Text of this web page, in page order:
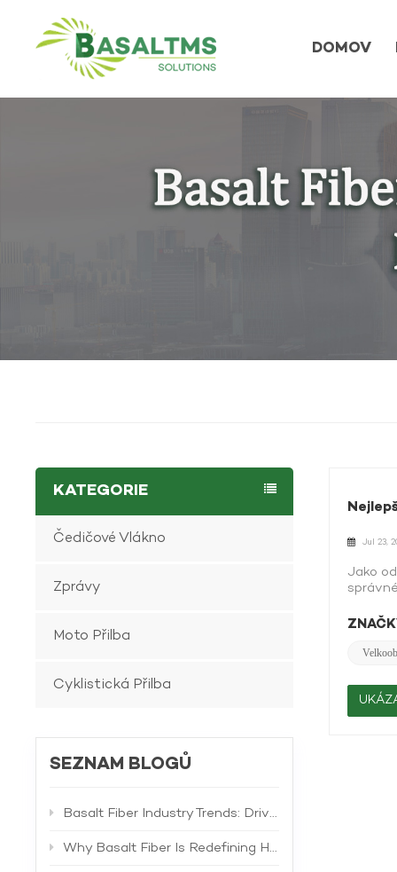
DOMOV
Jul 23,
Jako
se
nejen
KATEGORIE
Čedičové Vlákno
Zprávy
Moto Přilba
Cyklistická Přilba
SEZNAM BLOGŮ
Basalt Fiber Industry Trends: Driving the Next Generation of High-Performance Composites
Why Basalt Fiber Is Redefining Helmet Shell Materials